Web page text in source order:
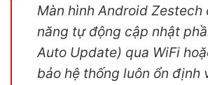
Màn hình Android Zestech
năng tự động cập nhật
Auto Update) qua WiFi
bảo hệ thống luôn ổn định